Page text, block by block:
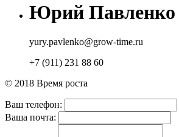
​Юрий Павленко
yury.pavlenko@grow-time.ru
+7 (911) 231 88 60
© 2018 Время роста
Ваш телефон:
Ваша почта: